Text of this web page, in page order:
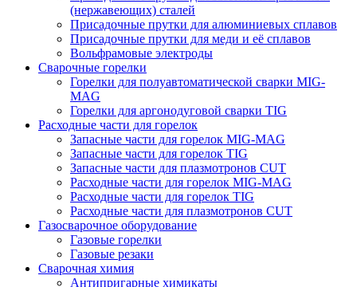
(нержавеющих) сталей
Присадочные прутки для алюминиевых сплавов
Присадочные прутки для меди и её сплавов
Вольфрамовые электроды
Сварочные горелки
Горелки для полуавтоматической сварки MIG-
MAG
Горелки для аргонодуговой сварки TIG
Расходные части для горелок
Запасные части для горелок MIG-MAG
Запасные части для горелок TIG
Запасные части для плазмотронов CUT
Расходные части для горелок MIG-MAG
Расходные части для горелок TIG
Расходные части для плазмотронов CUT
Газосварочное оборудование
Газовые горелки
Газовые резаки
Сварочная химия
Антипригарные химикаты